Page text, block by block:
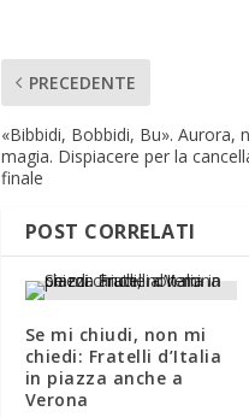
PRECEDENTE
«Bibbidi, Bobbidi, Bu». Aurora,
magia. Dispiacere per la
finale
POST CORRELATI
Se mi chiudi, non mi
chiedi: Fratelli d’Italia
in piazza anche a
Verona